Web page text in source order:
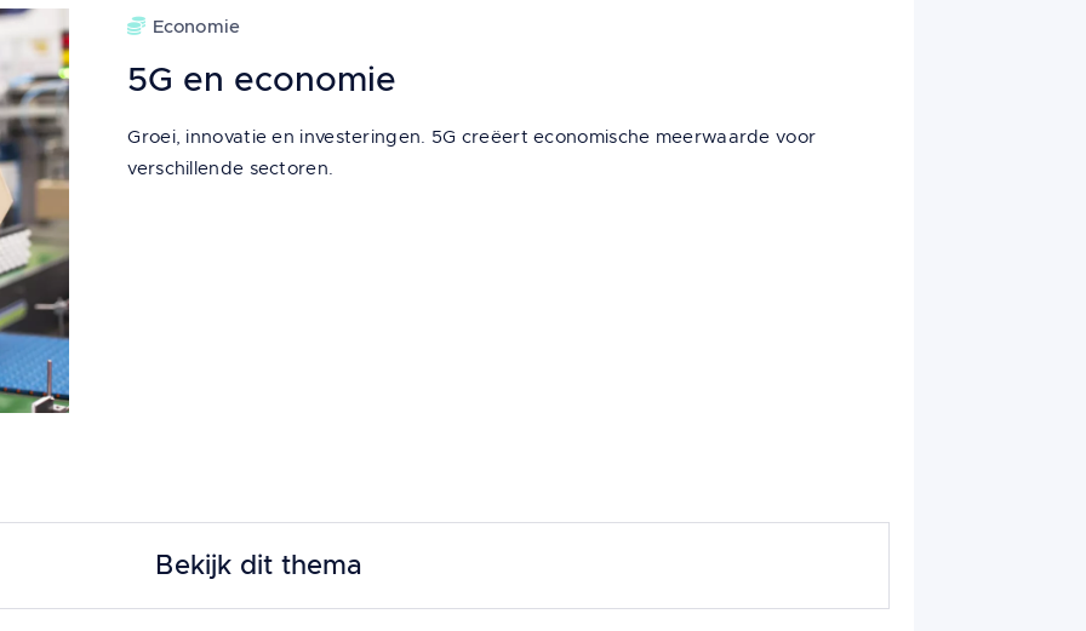
Economie
5G en economie
Groei, innovatie en investeringen. 5G creëert economische meerwaarde voor
verschillende sectoren.
Bekijk dit thema